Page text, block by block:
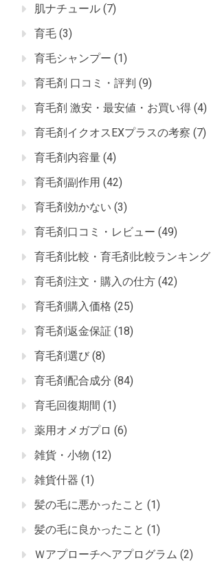
肌ナチュール (7)
育毛 (3)
育毛シャンプー (1)
育毛剤 口コミ・評判 (9)
育毛剤 激安・最安値・お買い得 (4)
育毛剤イクオスEXプラスの考察 (7)
育毛剤内容量 (4)
育毛剤副作用 (42)
育毛剤効かない (3)
育毛剤口コミ・レビュー (49)
育毛剤比較・育毛剤比較ランキング
育毛剤注文・購入の仕方 (42)
育毛剤購入価格 (25)
育毛剤返金保証 (18)
育毛剤選び (8)
育毛剤配合成分 (84)
育毛回復期間 (1)
薬用オメガプロ (6)
雑貨・小物 (12)
雑貨什器 (1)
髪の毛に悪かったこと (1)
髪の毛に良かったこと (1)
Ｗアプローチヘアプログラム (2)